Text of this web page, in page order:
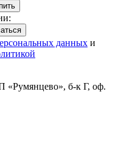
данных и
«Румянцево», б-к Г, оф.